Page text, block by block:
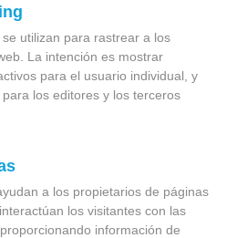
utilizan para rastrear a los
La intención es mostrar
para el usuario individual, y
los editores y los terceros
a los propietarios de páginas
los visitantes con las
información de